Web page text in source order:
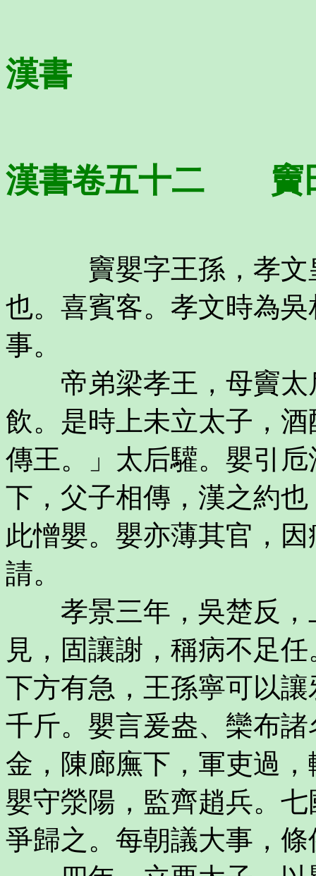
漢書
漢書卷五十二 竇
竇嬰字王孫，孝文皇
也。喜賓客。孝文時為
事。
帝弟梁孝王，母竇太
飲。是時上未立太子，
傳王。」太后驩。嬰引
下，父子相傳，漢之約
此憎嬰。嬰亦薄其官，
請。
孝景三年，吳楚反，
見，固讓謝，稱病不足
下方有急，王孫寧可以
千斤。嬰言爰盎、欒布
金，陳廊廡下，軍吏過
嬰守滎陽，監齊趙兵。
爭歸之。每朝議大事，